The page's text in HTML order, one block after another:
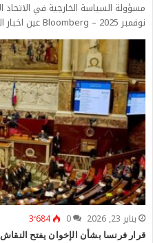
نوفمبر 2025 – Bloomberg عين اخبار الوطن –بلومبرغ +…
يناير 23, 2026 0 3٬684
قرار فرنسا بشأن الإخوان يفتح